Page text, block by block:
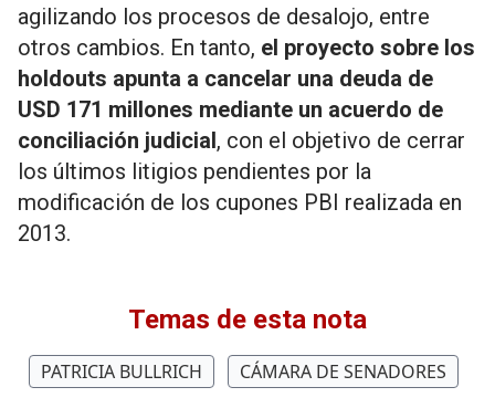
agilizando los procesos de desalojo, entre
otros cambios. En tanto, el proyecto sobre los
holdouts apunta a cancelar una deuda de
USD 171 millones mediante un acuerdo de
conciliación judicial, con el objetivo de cerrar
los últimos litigios pendientes por la
modificación de los cupones PBI realizada en
2013.
Temas de esta nota
PATRICIA BULLRICH CÁMARA DE SENADORES